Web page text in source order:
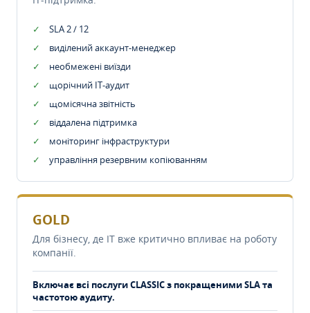
SLA 2 / 12
виділений аккаунт-менеджер
необмежені виїзди
щорічний IT-аудит
щомісячна звітність
віддалена підтримка
моніторинг інфраструктури
управління резервним копіюванням
GOLD
Для бізнесу, де IT вже критично впливає на роботу
компанії.
Включає всі послуги CLASSIC з покращеними SLA та
частотою аудиту.